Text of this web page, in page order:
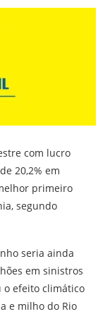
com lucro
20,2% em
primeiro
segundo
seria ainda
em sinistros
o efeito climático
e milho do Rio